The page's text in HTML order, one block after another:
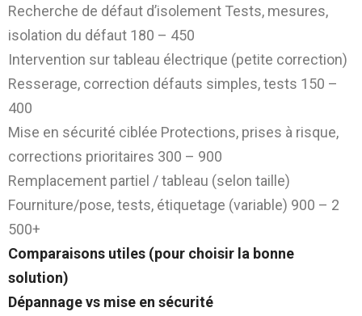
Recherche de défaut d’isolement Tests, mesures,
isolation du défaut 180 – 450
Intervention sur tableau électrique (petite correction)
Resserage, correction défauts simples, tests 150 –
400
Mise en sécurité ciblée Protections, prises à risque,
corrections prioritaires 300 – 900
Remplacement partiel / tableau (selon taille)
Fourniture/pose, tests, étiquetage (variable) 900 – 2
500+
Comparaisons utiles (pour choisir la bonne
solution)
Dépannage vs mise en sécurité